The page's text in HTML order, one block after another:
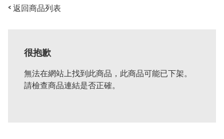
< 返回商品列表
很抱歉
無法在網站上找到此商品，此商品可能已下架。
請檢查商品連結是否正確。